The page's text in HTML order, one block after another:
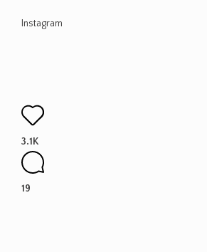
Instagram
3.1K
19